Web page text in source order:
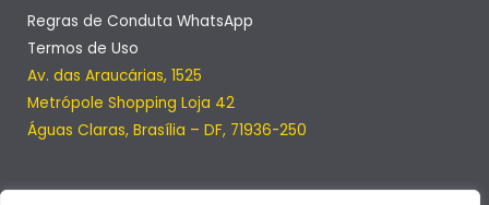
Regras de Conduta WhatsApp
Termos de Uso
Av. das Araucárias, 1525
Metrópole Shopping Loja 42
Águas Claras, Brasília – DF, 71936-250